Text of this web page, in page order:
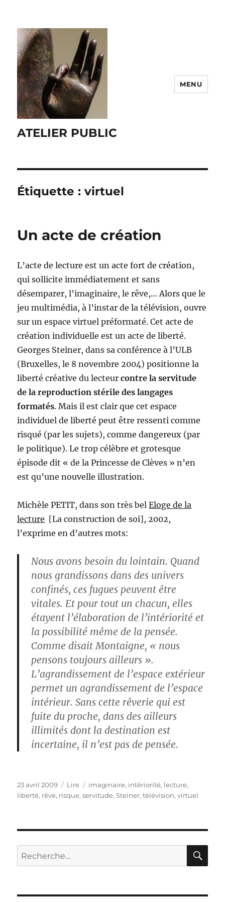
ATELIER PUBLIC
MENU
Étiquette :virtuel
Un acte de création
L’acte de lecture est un acte fort de création,
qui sollicite immédiatement et sans
désemparer, l’imaginaire, le rêve,… Alors que le
jeu multimédia, à l’instar de la télévision, ouvre
sur un espace virtuel préformaté. Cet acte de
création individuelle est un acte de liberté.
Georges Steiner, dans sa conférence à l’ULB
(Bruxelles, le 8 novembre 2004) positionne la
liberté créative du lecteurcontre la servitude
de la reproduction stérile des langages
formatés. Mais il est clair que cet espace
individuel de liberté peut être ressenti comme
risqué (par les sujets), comme dangereux (par
le politique). Le trop célèbre et grotesque
épisode dit « de la Princesse de Clèves » n’en
est qu’une nouvelle illustration.
Michèle PETIT, dans son très belEloge de la
lecture [La construction de soi], 2002,
l’exprime en d’autres mots:
Nous avons besoin du lointain. Quand
nous grandissons dans des univers
confinés, ces fugues peuvent être
vitales. Et pour tout un chacun, elles
étayent l’élaboration de l’intériorité et
la possibilité même de la pensée.
Comme disait Montaigne, « nous
pensons toujours ailleurs ».
L’agrandissement de l’espace extérieur
permet un agrandissement de l’espace
intérieur. Sans cette rêverie qui est
fuite du proche, dans des ailleurs
illimités dont la destination est
incertaine, il n’est pas de pensée.
Publié
le
23 avril 2009 Catégories
Lire Étiquettes
imaginaire, intériorité, lecture,
liberté, rêve, risque,servitude,Steiner,télévision,virtuel
Recherche
pour :